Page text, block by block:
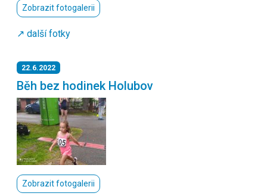
Zobrazit fotogalerii
↗️ další fotky
22.6.2022
Běh bez hodinek Holubov
Zobrazit fotogalerii